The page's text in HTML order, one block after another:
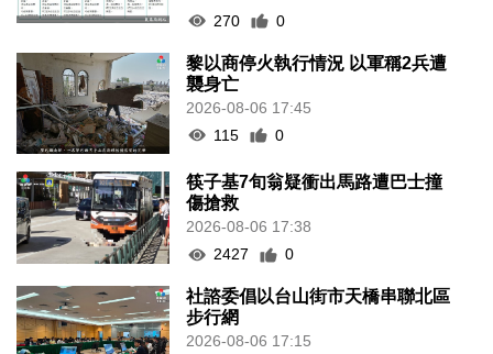
270
0
黎以商停火執行情況 以軍稱2兵遭
襲身亡
2026-08-06 17:45
115
0
筷子基7旬翁疑衝出馬路遭巴士撞
傷搶救
2026-08-06 17:38
2427
0
社諮委倡以台山街市天橋串聯北區
步行網
2026-08-06 17:15